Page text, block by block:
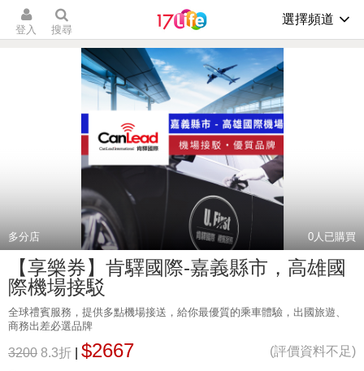
登入 搜尋
選擇頻道
多分店 0人已購買
【享樂券】肯驛國際-嘉義縣市，高雄國
際機場接駁
全球禮賓服務，提供多點機場接送，給你最優質的乘車體驗，出國旅遊、
商務出差必選品牌
3200 8.3折 $2667 (評價資料不足)